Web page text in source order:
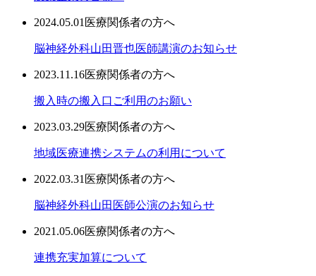
2024.05.01 医療関係者の方へ
脳神経外科山田晋也医師講演のお知らせ
2023.11.16医療関係者の方へ
搬入時の搬入口ご利用のお願い
2023.03.29医療関係者の方へ
地域医療連携システムの利用について
2022.03.31 医療関係者の方へ
脳神経外科山田医師公演のお知らせ
2021.05.06医療関係者の方へ
連携充実加算について